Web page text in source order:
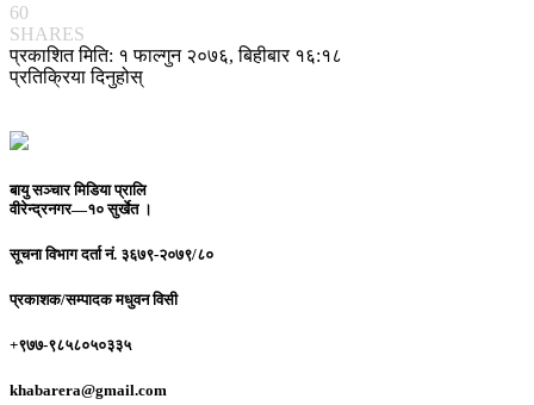
60
SHARES
प्रकाशित मिति: १ फाल्गुन २०७६, बिहीबार १६:१८
प्रतिक्रिया दिनुहोस्
बायु सञ्चार मिडिया प्रालि
वीरेन्द्रनगर—१० सुर्खेत ।
सूचना विभाग दर्ता नं. ३६७९-२०७९/८०
प्रकाशक/सम्पादकमधुवन विसी
+९७७-९८५८०५०३३५
khabarera@gmail.com